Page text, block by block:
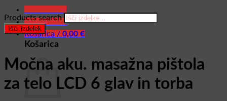
Glavni meni
Košarica / 0,00 €
Košarica
Products search
Išči izdelek
Močna aku. masažna pištola
za telo LCD 6 glav in torba